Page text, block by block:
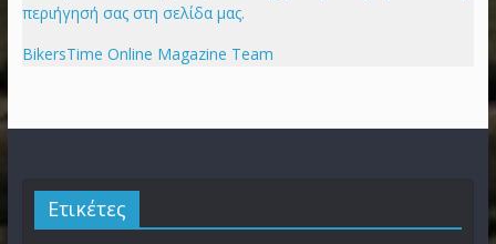
περιήγησή σας στη σελίδα μας.
BikersTime Online Magazine Team
Ετικέτες